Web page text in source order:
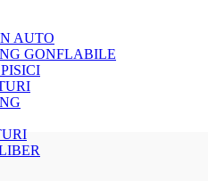
AUTO
GONFLABILE